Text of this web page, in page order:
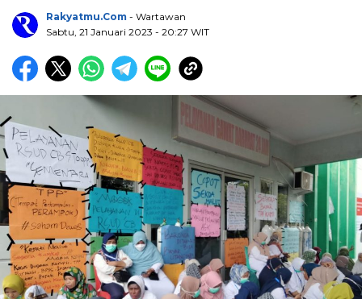
Rakyatmu.com - Wartawan
Sabtu, 21 Januari 2023 - 20:27 WIT